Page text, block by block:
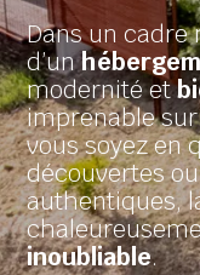
Dans un cadre
d’un
modernité et
imprenable
vous soyez en
découvertes
authentiques,
inoubliable.